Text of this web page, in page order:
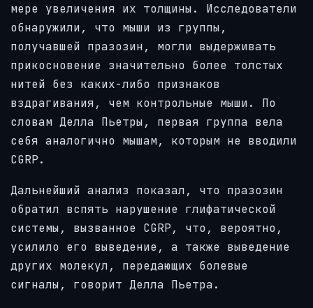
мере увеличения их толщины. Исследователи
обнаружили, что мыши из группы,
получавшей празозин, могли выдерживать
прикосновение значительно более толстых
нитей без каких-либо признаков
вздрагивания, чем контрольные мыши. По
словам Делла Пьетры, первая группа вела
себя аналогично мышам, которым не вводили
CGRP.
Дальнейший анализ показал, что празозин
обратил вспять нарушение глифатической
системы, вызванное CGRP, что, вероятно,
усилило его выведение, а также выведение
других молекул, передающих болевые
сигналы, говорит Делла Пьетра.